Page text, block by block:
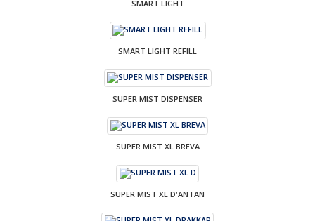
SMART LIGHT
SMART LIGHT REFILL
SUPER MIST DISPENSER
SUPER MIST XL BREVA
SUPER MIST XL D'ANTAN